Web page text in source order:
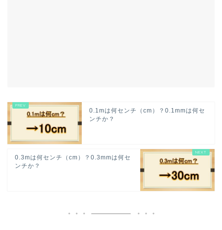
0.1mは何センチ（cm）？0.1mmは何セ
ンチか？
0.3mは何センチ（cm）？0.3mmは何セ
ンチか？